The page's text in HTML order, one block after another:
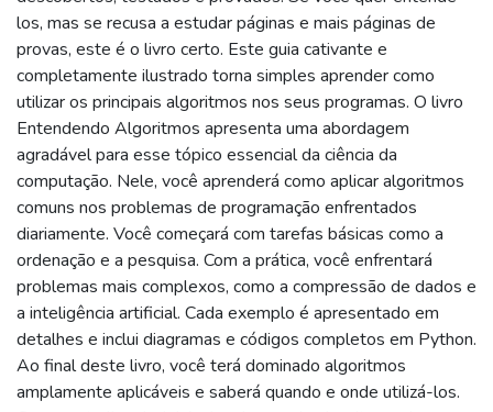
los, mas se recusa a estudar páginas e mais páginas de
provas, este é o livro certo. Este guia cativante e
completamente ilustrado torna simples aprender como
utilizar os principais algoritmos nos seus programas. O livro
Entendendo Algoritmos apresenta uma abordagem
agradável para esse tópico essencial da ciência da
computação. Nele, você aprenderá como aplicar algoritmos
comuns nos problemas de programação enfrentados
diariamente. Você começará com tarefas básicas como a
ordenação e a pesquisa. Com a prática, você enfrentará
problemas mais complexos, como a compressão de dados e
a inteligência artificial. Cada exemplo é apresentado em
detalhes e inclui diagramas e códigos completos em Python.
Ao final deste livro, você terá dominado algoritmos
amplamente aplicáveis e saberá quando e onde utilizá-los.